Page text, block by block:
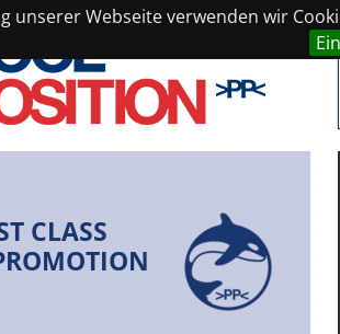
unserer Webseite verwenden wir
CLASS